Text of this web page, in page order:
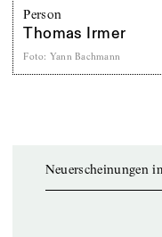
Person
Thomas Irmer
Foto: Yann Bachmann
Neuerscheinungen